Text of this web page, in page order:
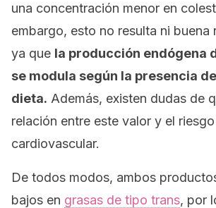
una concentración menor en
embargo, esto no resulta ni buena
ya que la producción endógena
se modula según la presencia
dieta. Además, existen dudas de
relación entre este valor y el
cardiovascular.
De todos modos, ambos
bajos en grasas de tipo trans, por